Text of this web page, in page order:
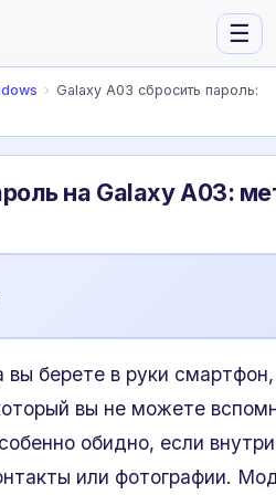
☰
› Galaxy A03 сбросить пароль:
на Galaxy A03:
вы берете в руки
вы не можете
обидно, если внутри
или фотографии.